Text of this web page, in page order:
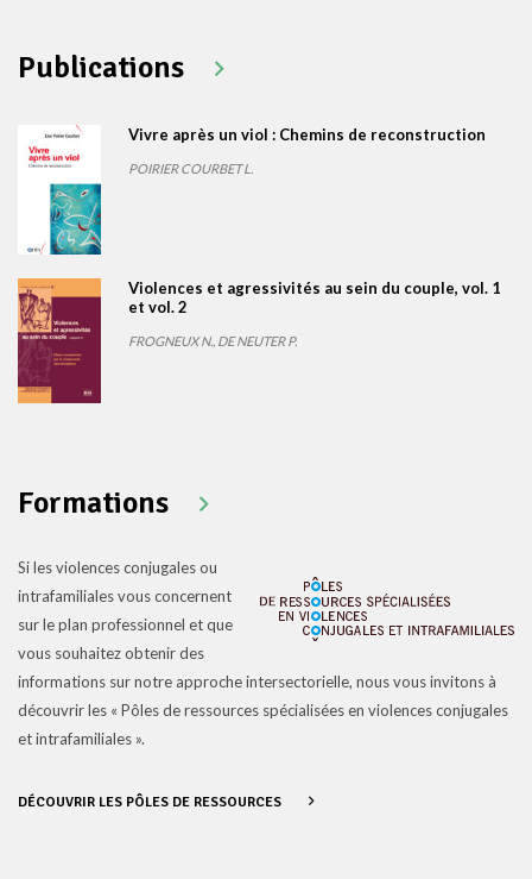
Publications
Vivre après un viol : Chemins de reconstruction
POIRIER COURBET L.
Violences et agressivités au sein du couple, vol. 1
et vol. 2
FROGNEUX N., DE NEUTER P.
Formations
Si les violences conjugales ou
intrafamiliales vous concernent
sur le plan professionnel et que
vous souhaitez obtenir des
informations sur notre approche intersectorielle, nous vous invitons à
découvrir les « Pôles de ressources spécialisées en violences conjugales
et intrafamiliales ».
DÉCOUVRIR LES PÔLES DE RESSOURCES